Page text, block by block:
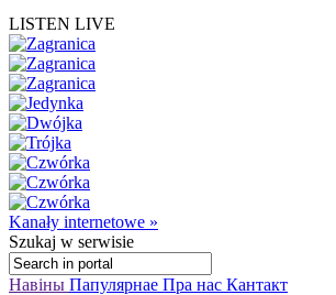
LISTEN LIVE
Kanały internetowe »
Szukaj w serwisie
Навіны Папулярнае Пра нас Кантакт